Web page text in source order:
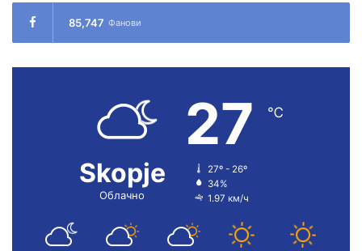
85,747 Фанови
Skopje
Облачно
27 ℃
27º - 26º
34%
1.97 км/ч